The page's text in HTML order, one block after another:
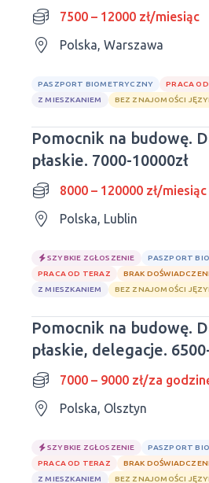
7500 – 12000 zł/miesiąc
Polska, Warszawa
PASZPORT BIOMETRYCZNY
PRACA
Z MIESZKANIEM
BEZ ZNAJOMOŚCI
Pomocnik na budowę.
płaskie. 7000-10000zł
8000 – 120000 zł/miesiąc
Polska, Lublin
SZYBKIE ZGŁOSZENIE
PASZPORT
PRACA OD TERAZ
BRAK
Z MIESZKANIEM
BEZ ZNAJOMOŚCI
Pomocnik na budowę.
płaskie, delegacje.
7000 – 9000 zł/za
Polska, Olsztyn
SZYBKIE ZGŁOSZENIE
PASZPORT
PRACA OD TERAZ
BRAK
Z MIESZKANIEM
BEZ ZNAJOMOŚCI